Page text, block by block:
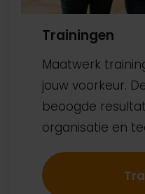
Trainingen
Maatwerk
jouw voorkeur.
beoogde
organisatie en